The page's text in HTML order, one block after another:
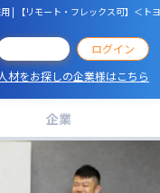
| 【リモート・フレックス可】＜
ログイン
人材をお探しの企業様はこちら
企業